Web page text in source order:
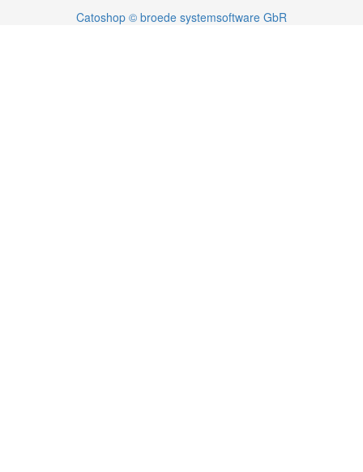
Catoshop © broede systemsoftware GbR